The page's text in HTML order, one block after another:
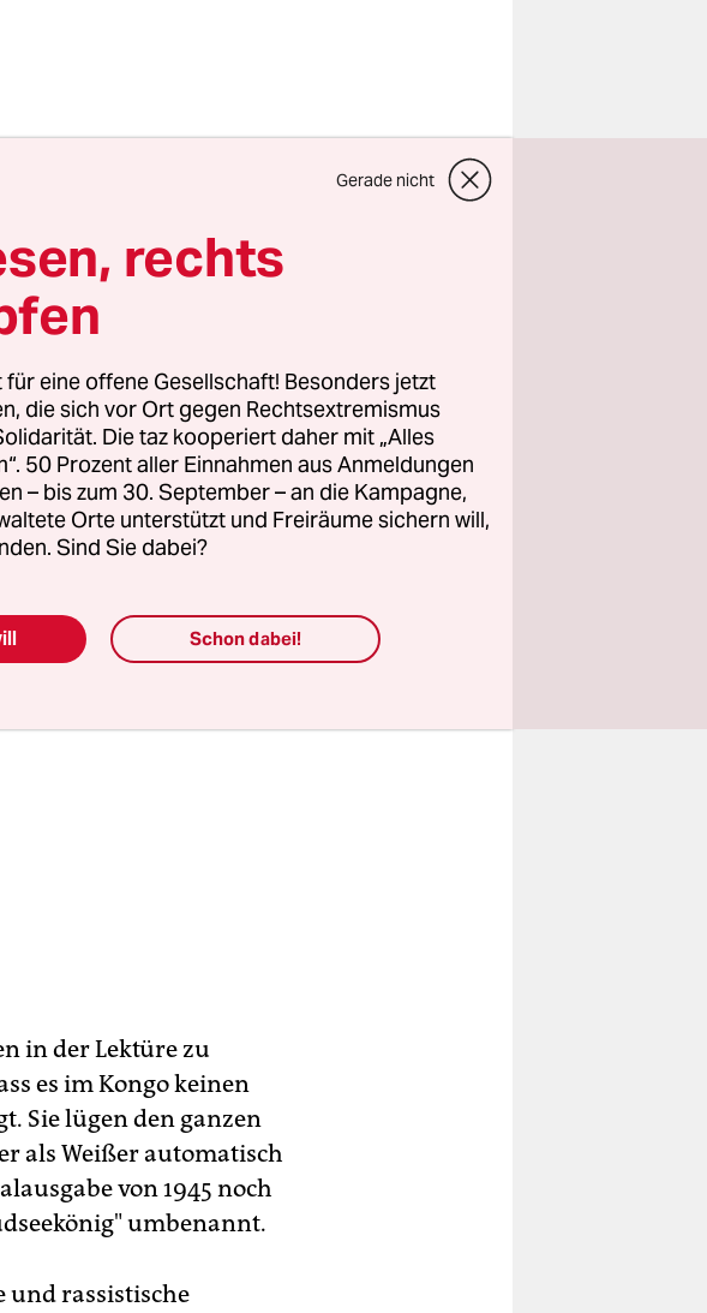
Vorbild der
mal ein Mädchen, das
brach und
Gar
sie den ersten
Mädchen eine Rassistin
sagte Wolfgang
der
bei einem Vortrag
in München.
in der Lektüre zu
es im Kongo keinen
Sie lügen den ganzen
als Weißer automatisch
von 1945 noch
umbenannt.
und rassistische
Gerade nicht
rechts
eine offene Gesellschaft! Besonders jetzt
die sich vor Ort gegen Rechtsextremismus
Die taz kooperiert daher mit „Alles
50 Prozent aller Einnahmen aus Anmeldungen
– bis zum 30. September – an die Kampagne,
Orte unterstützt und Freiräume sichern will,
Sind Sie dabei?
Schon dabei!